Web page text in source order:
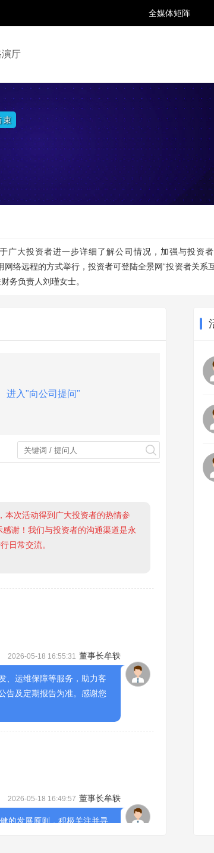
全媒体矩阵
快手号 喜马拉雅 财富号 搜狐号
演厅
束
大投资者进一步详细了解公司情况，加强与投资
络远程的方式举行，投资者可登陆全景网“投资者关系
务负责人刘瑾女士。
进入"向公司提问"
本次活动得到广大投资者的热情参
谢！我们与投资者的沟通渠道是永
日常交流。
2026-05-18 16:55:31 董事长牟轶
、运维保障等服务，助力客
告及定期报告为准。感谢您
2026-05-18 16:49:57 董事长牟轶
的发展原则，积极关注并寻